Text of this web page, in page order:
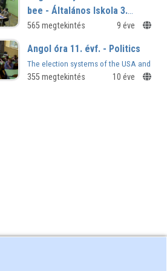
bee - Általános Iskola 3.
osztály
565 megtekintés 9 éve
Angol óra 11. évf. - Politics
The election systems of the USA and
GB
355 megtekintés 10 éve